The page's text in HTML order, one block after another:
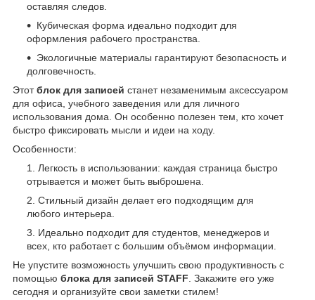
оставляя следов.
Кубическая форма идеально подходит для
оформления рабочего пространства.
Экологичные материалы гарантируют безопасность и
долговечность.
Этотблок для записей станет незаменимым аксессуаром
для офиса, учебного заведения или для личного
использования дома. Он особенно полезен тем, кто хочет
быстро фиксировать мысли и идеи на ходу.
Особенности:
Легкость в использовании: каждая страница быстро
отрывается и может быть выброшена.
Стильный дизайн делает его подходящим для
любого интерьера.
Идеально подходит для студентов, менеджеров и
всех, кто работает с большим объёмом информации.
Не упустите возможность улучшить свою продуктивность с
помощью блока для записей STAFF. Закажите его уже
сегодня и организуйте свои заметки стилем!